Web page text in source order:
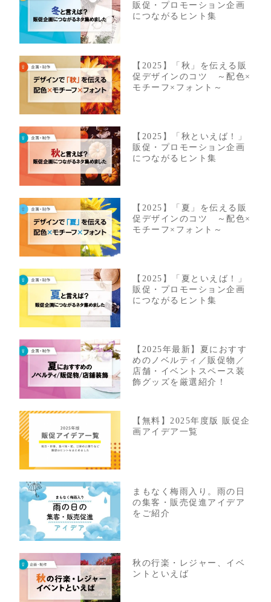
販促・プロモーション企画
につながるヒント集
【2025】「秋」を伝える販
促デザインのコツ ～配色×
モチーフ×フォント～
【2025】「秋といえば！」
販促・プロモーション企画
につながるヒント集
【2025】「夏」を伝える販
促デザインのコツ ～配色×
モチーフ×フォント～
【2025】「夏といえば！」
販促・プロモーション企画
につながるヒント集
【2025年最新】夏におすす
めのノベルティ／販促物／
店舗・イベントスペース装
飾グッズを厳選紹介！
【無料】2025年度版 販促企
画アイデア一覧
まもなく梅雨入り。雨の日
の集客・販売促進アイデア
をご紹介
秋の行楽・レジャー、イベ
ントといえば